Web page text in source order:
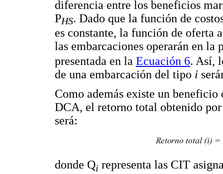
diferencia entre los beneficios
PHS. Dado que la función de
es constante, la función de oferta
las embarcaciones operarán en la
presentada en la Ecuación 6. Así,
de una embarcación del tipo i
Como además existe un
DCA, el retorno total obtenido por
será:
donde Qi representa las CIT